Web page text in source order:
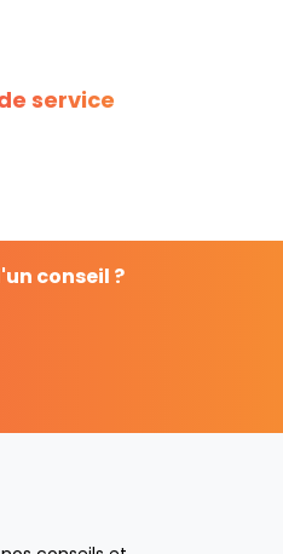
service
conseil ?